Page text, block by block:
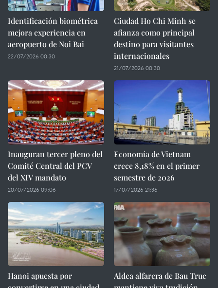
Identificación biométrica
mejora experiencia en
aeropuerto de Noi Bai
22/07/2026 00:30
Ciudad Ho Chi Minh se
afianza como principal
destino para visitantes
internacionales
21/07/2026 00:30
Inauguran tercer pleno del
Comité Central del PCV
del XIV mandato
20/07/2026 09:06
Economía de Vietnam
crece 8,18% en el primer
semestre de 2026
17/07/2026 21:36
Hanoi apuesta por
Aldea alfarera de Bau Truc